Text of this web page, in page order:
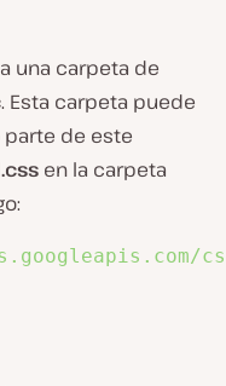
una carpeta de
. Esta carpeta puede
parte de este
en la carpeta